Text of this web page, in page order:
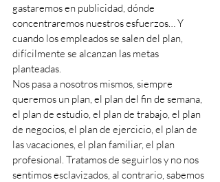
gastaremos en publicidad, dónde
concentraremos nuestros esfuerzos… Y
cuando los empleados se salen del plan,
difícilmente se alcanzan las metas
planteadas.
Nos pasa a nosotros mismos, siempre
queremos un plan, el plan del fin de semana,
el plan de estudio, el plan de trabajo, el plan
de negocios, el plan de ejercicio, el plan de
las vacaciones, el plan familiar, el plan
profesional. Tratamos de seguirlos y no nos
sentimos esclavizados, al contrario, sabemos